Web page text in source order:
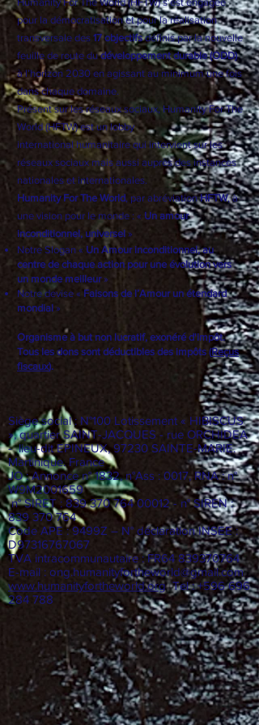
pour la démocratisation et pour la réalisation
transversale des 17 objectifsdéfinis par la nouvelle
feuille de route dudéveloppement durable (ODD)
à l’horizon 2030 en agissant au minimum une fois
dans chaque domaine.
Présent sur les réseaux sociaux, Humanity For The
World (HFTW) est unlobby
international humanitaire qui intervient sur les
réseaux sociaux mais aussi auprès des instances
nationales et internationales.
Humanity For The World, par abréviationHFTW, à
une vision pour le monde : « Un amour
inconditionnel, universel »
Notre Slogan « Un Amour inconditionnel, au
centre de chaque action pour une évolution vers
un monde meilleur»
Notre devise « Faisons de l’Amour un étendard
mondial »
Organisme à but non lucratif, exonéré d'impôt.
Tous les dons sont déductibles des impôts (Reçus
fiscaux).
Siège social : N°100 Lotissement « HIBISCUS
», quartier SAINT-JACQUES - rue ORCHIDEA
- lieu-dit EPINEUX, 97230 SAINTE-MARIE.
Martinique. France
JO : Annonce n° 1832, n°Ass : 0017, RNA : n°
W9M2001659
n° SIRET : 839 370 764 00012- n° SIREN :
839 370 764
Code APE : 9499Z – N° déclaration INSEE :
D97316767067
TVA intracommunautaire : FR64 839370764
E-mail : ong.humanityfortheworld@gmail.com
www.humanityfortheworld.orgTel : +596 696
284 788